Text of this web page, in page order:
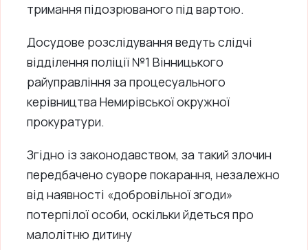
тримання підозрюваного під вартою.
Досудове розслідування ведуть слідчі
відділення поліції №1 Вінницького
райуправління за процесуального
керівництва Немирівської окружної
прокуратури.
Згідно із законодавством, за такий злочин
передбачено суворе покарання, незалежно
від наявності «добровільної згоди»
потерпілої особи, оскільки йдеться про
малолітню дитину